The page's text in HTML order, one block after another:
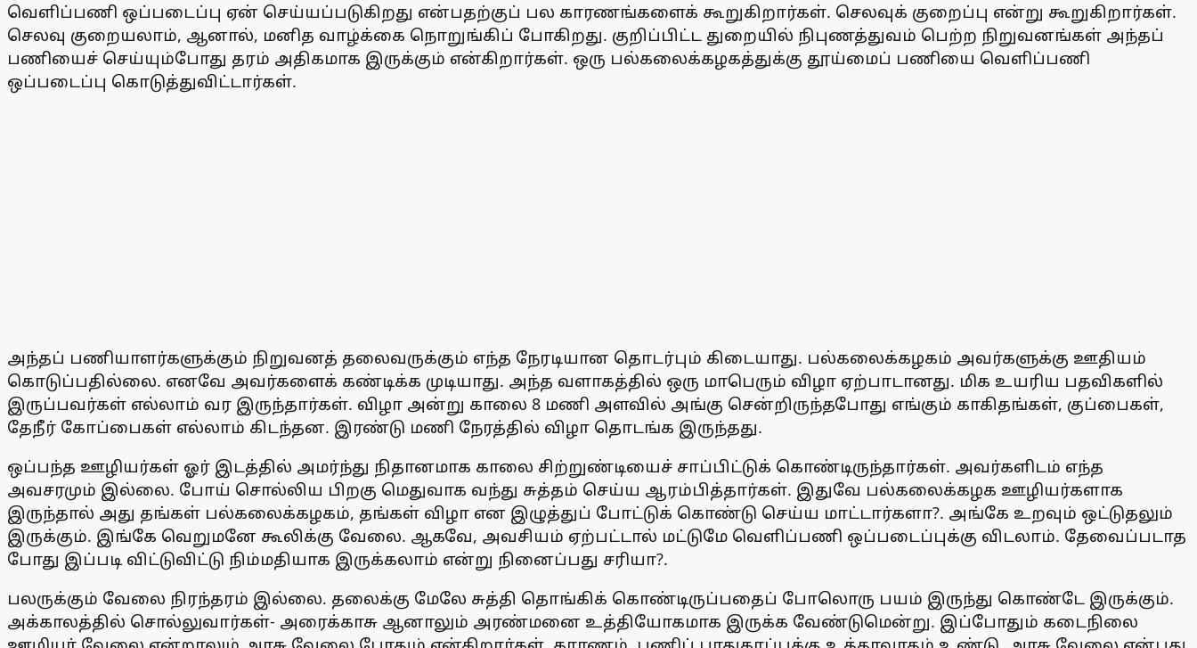
வெளிப்பணி ஒப்படைப்பு ஏன் செய்யப்படுகிறது என்பதற்குப் பல காரணங்களைக் கூறுகிறார்கள். செலவுக் குறைப்பு என்று கூறுகிறார்கள்.
செலவு குறையலாம், ஆனால், மனித வாழ்க்கை நொறுங்கிப் போகிறது. குறிப்பிட்ட துறையில் நிபுணத்துவம் பெற்ற நிறுவனங்கள் அந்தப்
பணியைச் செய்யும்போது தரம் அதிகமாக இருக்கும் என்கிறார்கள். ஒரு பல்கலைக்கழகத்துக்கு தூய்மைப் பணியை வெளிப்பணி
ஒப்படைப்பு கொடுத்துவிட்டார்கள்.
அந்தப் பணியாளர்களுக்கும் நிறுவனத் தலைவருக்கும் எந்த நேரடியான தொடர்பும் கிடையாது. பல்கலைக்கழகம் அவர்களுக்கு ஊதியம்
கொடுப்பதில்லை. எனவே அவர்களைக் கண்டிக்க முடியாது. அந்த வளாகத்தில் ஒரு மாபெரும் விழா ஏற்பாடானது. மிக உயரிய பதவிகளில்
இருப்பவர்கள் எல்லாம் வர இருந்தார்கள். விழா அன்று காலை 8 மணி அளவில் அங்கு சென்றிருந்தபோது எங்கும் காகிதங்கள், குப்பைகள்,
தேநீர் கோப்பைகள் எல்லாம் கிடந்தன. இரண்டு மணி நேரத்தில் விழா தொடங்க இருந்தது.
ஒப்பந்த ஊழியர்கள் ஓர் இடத்தில் அமர்ந்து நிதானமாக காலை சிற்றுண்டியைச் சாப்பிட்டுக் கொண்டிருந்தார்கள். அவர்களிடம் எந்த
அவசரமும் இல்லை. போய் சொல்லிய பிறகு மெதுவாக வந்து சுத்தம் செய்ய ஆரம்பித்தார்கள். இதுவே பல்கலைக்கழக ஊழியர்களாக
இருந்தால் அது தங்கள் பல்கலைக்கழகம், தங்கள் விழா என இழுத்துப் போட்டுக் கொண்டு செய்ய மாட்டார்களா?. அங்கே உறவும் ஒட்டுதலும்
இருக்கும். இங்கே வெறுமனே கூலிக்கு வேலை. ஆகவே, அவசியம் ஏற்பட்டால் மட்டுமே வெளிப்பணி ஒப்படைப்புக்கு விடலாம். தேவைப்படாத
போது இப்படி விட்டுவிட்டு நிம்மதியாக இருக்கலாம் என்று நினைப்பது சரியா?.
பலருக்கும் வேலை நிரந்தரம் இல்லை. தலைக்கு மேலே சுத்தி தொங்கிக் கொண்டிருப்பதைப் போலொரு பயம் இருந்து கொண்டே இருக்கும்.
அக்காலத்தில் சொல்லுவார்கள்- அரைக்காசு ஆனாலும் அரண்மனை உத்தியோகமாக இருக்க வேண்டுமென்று. இப்போதும் கடைநிலை